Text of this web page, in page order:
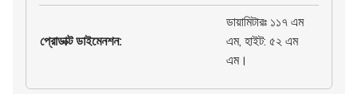
প্রোডাক্ট ডাইমেনশন:
ডায়ামিটারঃ ১১৭ এম
এম, হাইট: ৫২ এম
এম।